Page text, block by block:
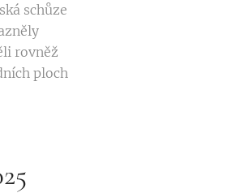
schůze
rovněž
ploch